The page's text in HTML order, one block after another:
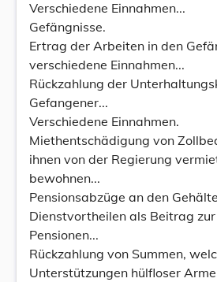
Verschiedene Einnahmen...
Gefängnisse.
Ertrag der Arbeiten in den
verschiedene Einnahmen...
Rückzahlung der
Gefangener...
Verschiedene Einnahmen.
Miethentschädigung von
ihnen von der Regierung
bewohnen...
Pensionsabzüge an den
Dienstvortheilen als Beitrag
Pensionen...
Rückzahlung von Summen,
Unterstützungen hülfloser